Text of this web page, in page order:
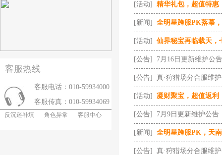
客服热线
客服电话：010-59934000
客服传真：010-59934069
反沉迷补填 角色异常 客服中心
[活动] 精华礼包，超值特惠
[新闻] 全明星跨服PK落幕
[活动] 仙界秘宝再临载天，
[公告] 7月16日更新维护公告
[公告] 真·狩猎场分合服维
[活动] 凝财聚宝，超值返利
[公告] 7月9日更新维护公告
[新闻] 全明星跨服PK，天
[公告] 真·狩猎场分合服维